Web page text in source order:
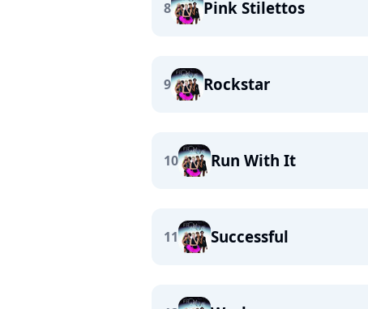
8 Pink Stilettos
9 Rockstar
10 Run With It
11 Successful